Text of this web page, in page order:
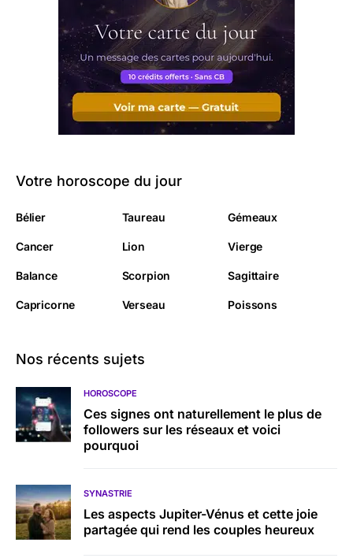
Votre horoscope du jour
Bélier Taureau Gémeaux
Cancer Lion Vierge
Balance Scorpion Sagittaire
Capricorne Verseau Poissons
Nos récents sujets
HOROSCOPE
Ces signes ont naturellement le plus de
followers sur les réseaux et voici
pourquoi
SYNASTRIE
Les aspects Jupiter-Vénus et cette joie
partagée qui rend les couples heureux